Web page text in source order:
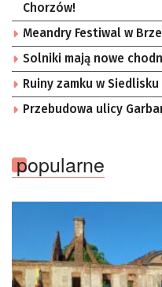
Chorzów!
Meandry Festiwal w
Solniki mają nowe
Ruiny zamku w
Przebudowa ulicy
popularne